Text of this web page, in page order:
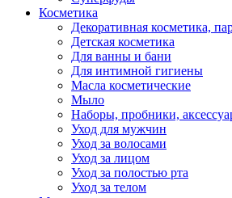
Косметика
Декоративная косметика,
Детская косметика
Для ванны и бани
Для интимной гигиены
Масла косметические
Мыло
Наборы, пробники,
Уход для мужчин
Уход за волосами
Уход за лицом
Уход за полостью рта
Уход за телом